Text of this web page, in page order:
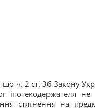
ч. 2 ст. 36 Закону
іпотекодержателя
стягнення на